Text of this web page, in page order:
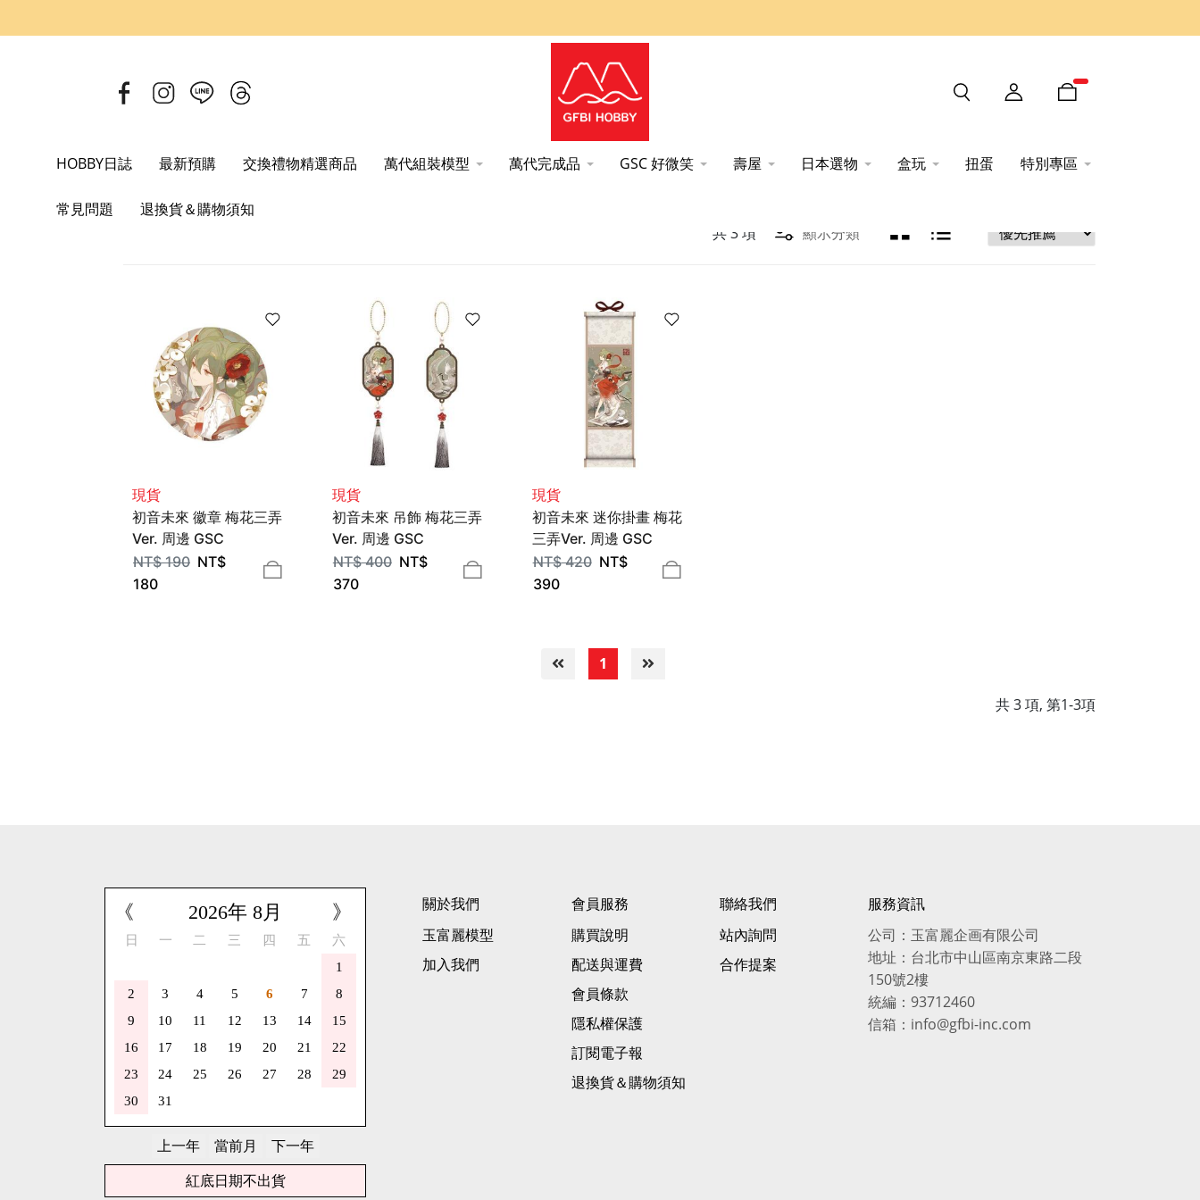
HOBBY日誌 最新預購 交換禮物精選商品 萬代組裝模型 萬代完成品 GSC 好微笑 壽屋 日本選物 盒玩 扭蛋 特別專區
常見問題 退換貨＆購物須知
Home Good Smile Company
共3項 顯示分類
現貨
初音未來 徽章 梅花三弄
Ver. 周邊 GSC
NT$190 NT$
180
現貨
初音未來 吊飾 梅花三弄
Ver. 周邊 GSC
NT$400 NT$
370
現貨
初音未來 迷你掛畫 梅花
三弄Ver. 周邊 GSC
NT$420 NT$
390
1
共 3 項, 第1-3項
《 》
2026年8月
日 一 二 三 四 五
六
1
2
3 4 5 6 7
8
9
10 11 12 13 14
15
16
17 18 19 20 21
22
23
24 25 26 27 28
29
30
31
紅底日期不出貨
關於我們
玉富麗模型
加入我們
會員服務
購買說明
配送與運費
會員條款
隱私權保護
訂閱電子報
退換貨＆購物須知
聯絡我們
站內詢問
合作提案
服務資訊
公司：玉富麗企画有限公司
地址：台北市中山區南京東路二段
150號2樓
統編：93712460
信箱：info@gfbi-inc.com